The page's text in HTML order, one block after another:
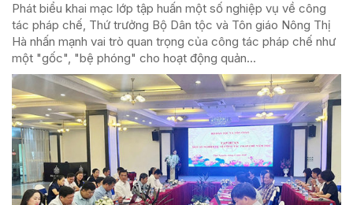
Phát biểu khai mạc lớp tập huấn một số nghiệp vụ về công
tác pháp chế, Thứ trưởng Bộ Dân tộc và Tôn giáo Nông Thị
Hà nhấn mạnh vai trò quan trọng của công tác pháp chế như
một "gốc", "bệ phóng" cho hoạt động quản...